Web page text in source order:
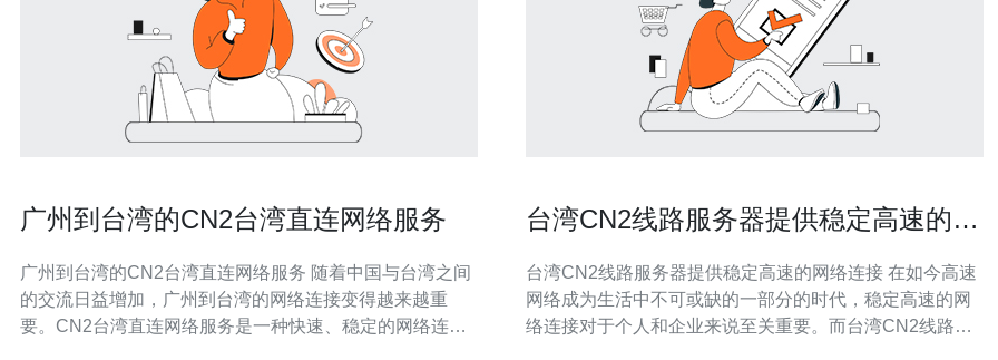
广州到台湾的CN2台湾直连网络服务
广州到台湾的CN2台湾直连网络服务 随着中国与台湾之间
的交流日益增加，广州到台湾的网络连接变得越来越重
要。CN2台湾直连网络服务是一种快速、稳定的网络连接
台湾CN2线路服务器提供稳定高速的网
台湾CN2线路服务器提供稳定高速的网络连接 在如今高速
网络成为生活中不可或缺的一部分的时代，稳定高速的网
络连接对于个人和企业来说至关重要。而台湾CN2线路服